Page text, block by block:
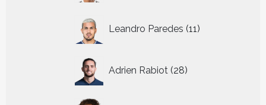
Leandro Paredes 11
producten
Adrien Rabiot 28
producten